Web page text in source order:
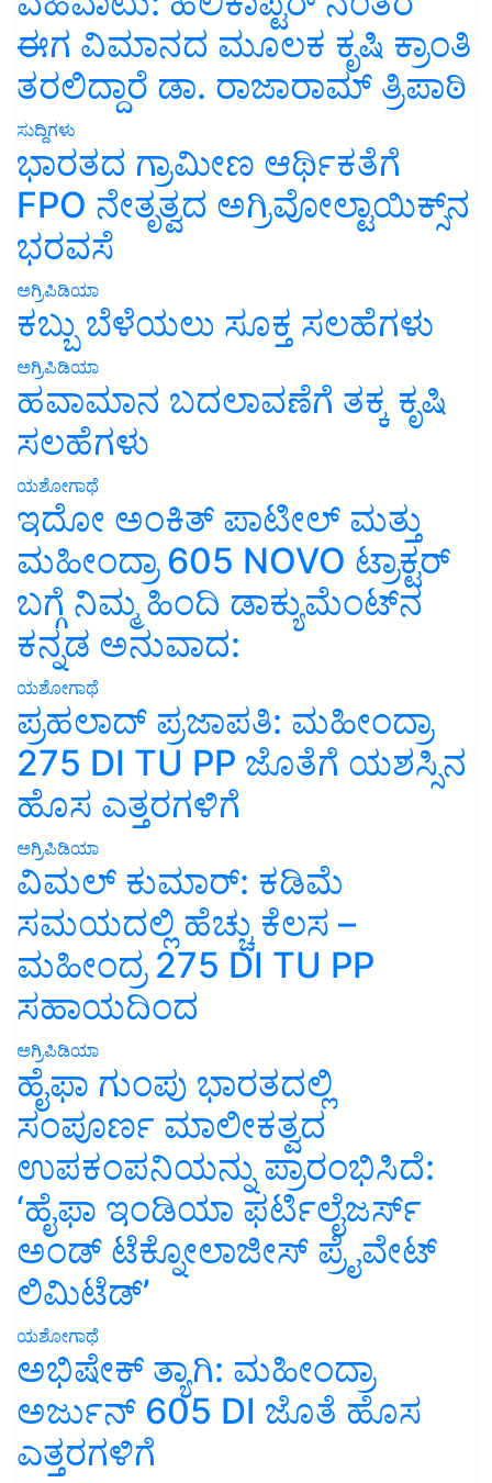
ಈಗ ವಿಮಾನದ ಮೂಲಕ ಕೃಷಿ ಕ್ರಾಂತಿ
ತರಲಿದ್ದಾರೆ ಡಾ. ರಾಜಾರಾಮ್ ತ್ರಿಪಾಠಿ
ಸುದ್ದಿಗಳು
ಭಾರತದ ಗ್ರಾಮೀಣ ಆರ್ಥಿಕತೆಗೆ
FPO ನೇತೃತ್ವದ ಅಗ್ರಿವೋಲ್ಟಾಯಿಕ್ಸ್‌ನ
ಭರವಸೆ
ಅಗ್ರಿಪಿಡಿಯಾ
ಕಬ್ಬು ಬೆಳೆಯಲು ಸೂಕ್ತ ಸಲಹೆಗಳು
ಅಗ್ರಿಪಿಡಿಯಾ
ಹವಾಮಾನ ಬದಲಾವಣೆಗೆ ತಕ್ಕ ಕೃಷಿ
ಸಲಹೆಗಳು
ಯಶೋಗಾಥೆ
ಇದೋ ಅಂಕಿತ್ ಪಾಟೀಲ್ ಮತ್ತು
ಮಹೀಂದ್ರಾ 605 NOVO ಟ್ರಾಕ್ಟರ್
ಬಗ್ಗೆ ನಿಮ್ಮ ಹಿಂದಿ ಡಾಕ್ಯುಮೆಂಟ್‌ನ
ಕನ್ನಡ ಅನುವಾದ:
ಯಶೋಗಾಥೆ
ಪ್ರಹಲಾದ್ ಪ್ರಜಾಪತಿ: ಮಹೀಂದ್ರಾ
275 DI TU PP ಜೊತೆಗೆ ಯಶಸ್ಸಿನ
ಹೊಸ ಎತ್ತರಗಳಿಗೆ
ಅಗ್ರಿಪಿಡಿಯಾ
ವಿಮಲ್ ಕುಮಾರ್: ಕಡಿಮೆ
ಸಮಯದಲ್ಲಿ ಹೆಚ್ಚು ಕೆಲಸ –
ಮಹೀಂದ್ರ 275 DI TU PP
ಸಹಾಯದಿಂದ
ಅಗ್ರಿಪಿಡಿಯಾ
ಹೈಫಾ ಗುಂಪು ಭಾರತದಲ್ಲಿ
ಸಂಪೂರ್ಣ ಮಾಲೀಕತ್ವದ
ಉಪಕಂಪನಿಯನ್ನು ಪ್ರಾರಂಭಿಸಿದೆ:
‘ಹೈಫಾ ಇಂಡಿಯಾ ಫರ್ಟಿಲೈಜರ್ಸ್
ಅಂಡ್ ಟೆಕ್ನೋಲಾಜೀಸ್ ಪ್ರೈವೇಟ್
ಲಿಮಿಟೆಡ್’
ಯಶೋಗಾಥೆ
ಅಭಿಷೇಕ್ ತ್ಯಾಗಿ: ಮಹೀಂದ್ರಾ
ಅರ್ಜುನ್ 605 DI ಜೊತೆ ಹೊಸ
ಎತ್ತರಗಳಿಗೆ